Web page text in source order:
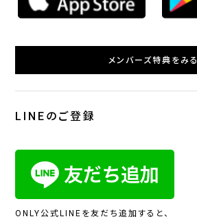
メンバーズ特典をみる
LINEのご登録
ONLY公式LINEを友だち追加すると、